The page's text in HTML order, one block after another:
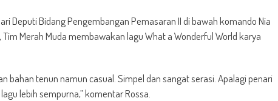
Deputi Bidang Pengembangan Pemasaran II di bawah komando Nia
Merah Muda membawakan lagu What a Wonderful World karya
bahan tenun namun casual. Simpel dan sangat serasi. Apalagi penari
lebih sempurna,” komentar Rossa.